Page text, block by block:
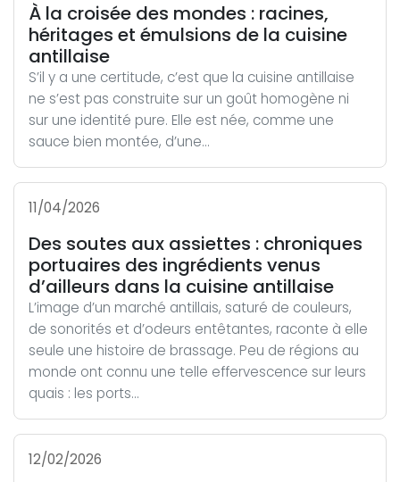
À la croisée des mondes : racines,
héritages et émulsions de la cuisine
antillaise
S’il y a une certitude, c’est que la cuisine antillaise
ne s’est pas construite sur un goût homogène ni
sur une identité pure. Elle est née, comme une
sauce bien montée, d’une...
11/04/2026
Des soutes aux assiettes : chroniques
portuaires des ingrédients venus
d’ailleurs dans la cuisine antillaise
L’image d’un marché antillais, saturé de couleurs,
de sonorités et d’odeurs entêtantes, raconte à elle
seule une histoire de brassage. Peu de régions au
monde ont connu une telle effervescence sur leurs
quais : les ports...
12/02/2026